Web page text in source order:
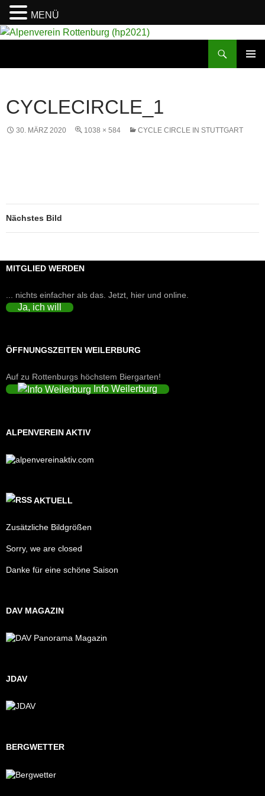
CYCLECIRCLE_1
30. MÄRZ 2020 1038 × 584 CYCLE CIRCLE IN STUTTGART
Nächstes Bild
MITGLIED WERDEN
... nichts einfacher als das. Jetzt, hier und online.
Ja, ich will
ÖFFNUNGSZEITEN WEILERBURG
Auf zu Rottenburgs höchstem Biergarten!
Info Weilerburg
ALPENVEREIN AKTIV
AKTUELL
Zusätzliche Bildgrößen
Sorry, we are closed
Danke für eine schöne Saison
DAV MAGAZIN
JDAV
BERGWETTER
MENÜ